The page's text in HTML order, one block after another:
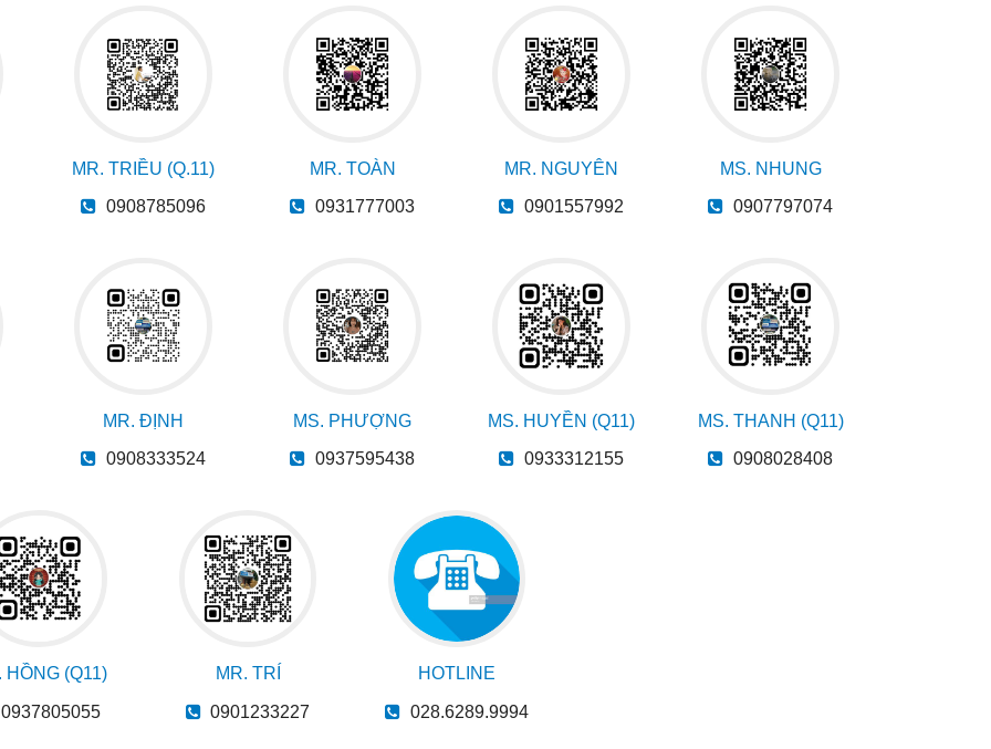
MR. TRIỀU (Q.11)
0908785096
MR. TOÀN
0931777003
MR. NGUYÊN
0901557992
MS. NHUNG
0907797074
MR. ĐỊNH
0908333524
MS. PHƯỢNG
0937595438
MS. HUYỀN (Q11)
0933312155
MS. THANH (Q11)
0908028408
HỒNG (Q11)
0937805055
MR. TRÍ
0901233227
HOTLINE
028.6289.9994